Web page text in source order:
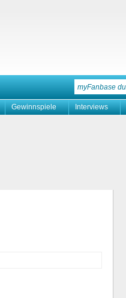
Gewinnspiele Interviews